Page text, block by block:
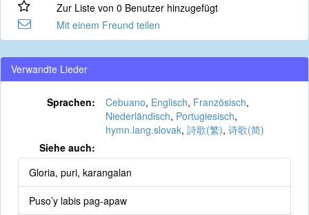
Zur Liste von 0 Benutzer hinzugefügt
Mit einem Freund teilen
Verwandte Lieder
Sprachen: Cebuano, Englisch, Französisch,
Niederländisch, Portugiesisch,
hymn.lang.slovak, 詩歌(繁), 诗歌(简)
Siehe auch:
Gloria, puri, karangalan
Puso’y labis pag-apaw